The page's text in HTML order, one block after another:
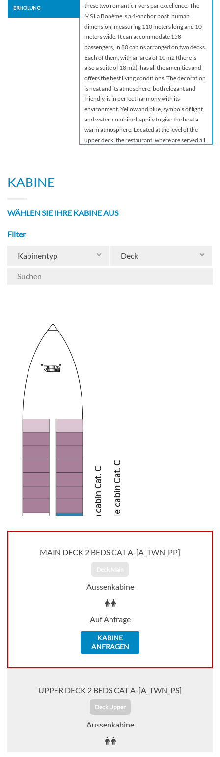
ERHOLUNG
these two romantic rivers par excellence. The
MS La Bohème is a 4-anchor boat. human
dimension, measuring 110 meters long and 10
meters wide. It can accommodate 158
passengers, in 80 cabins arranged on two decks.
Each of them, with an area of ​​10 m2 (there is
also a suite of 18 m2), has all the amenities and
offers the best living conditions. The decoration
is neat and its atmosphere, both elegant and
friendly, is in perfect harmony with its
environment. Yellow and blue, symbols of light
and water, combine happily to give the boat a
warm atmosphere. Located at the level of the
upper deck, the restaurant, where are served all
can make use of comfortable deckchairs, as well
KABINE
WÄHLEN SIE IHRE KABINE AUS
Filter
Kabinentyp Deck
MAIN DECK 2 BEDS CAT A-[A_TWN_PP]
Deck Main
Aussenkabine
Auf Anfrage
KABINE
ANFRAGEN
UPPER DECK 2 BEDS CAT A-[A_TWN_PS]
Deck Upper
Aussenkabine